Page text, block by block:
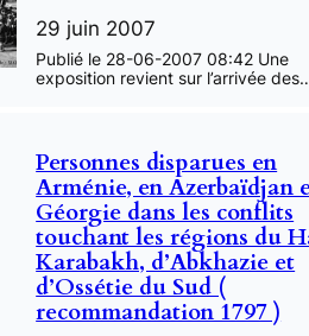
29 juin 2007
Publié le 28-06-2007 08:42 Une
exposition revient sur l’arrivée
Personnes disparues en
Arménie, en Azerbaïdjan
Géorgie dans les conflits
touchant les régions du
Karabakh, d’Abkhazie et
d’Ossétie du Sud (
recommandation 1797 )